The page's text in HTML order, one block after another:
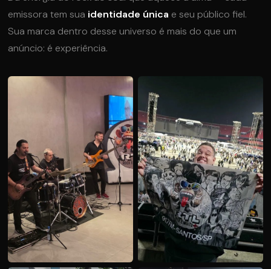
emissora tem sua identidade única e seu público fiel.
Sua marca dentro desse universo é mais do que um
anúncio: é experiência.